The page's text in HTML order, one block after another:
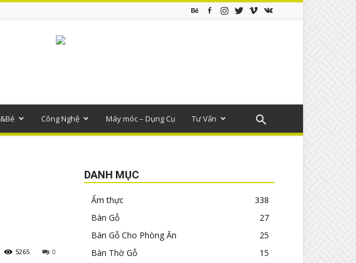
Công Nghệ Máy móc – Dụng Cụ Tư Vấn
0
5265
DANH MỤC
Ẩm thực
338
Bàn Gỗ
27
Bàn Gỗ Cho Phòng Ăn
25
Bàn Thờ Gỗ
15